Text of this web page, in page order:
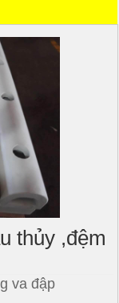
thủy ,đệm
va đập